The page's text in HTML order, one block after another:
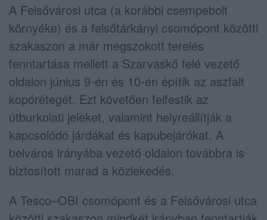
A Felsővárosi utca (a korábbi csempebolt
környéke) és a felsőtárkányi csomópont közötti
szakaszon a már megszokott terelés
fenntartása mellett a Szarvaskő felé vezető
oldalon június 9-én és 10-én építik az aszfalt
kopórétegét. Ezt követően felfestik az
útburkolati jeleket, valamint helyreállítják a
kapcsolódó járdákat és kapubejárókat. A
belváros irányába vezető oldalon továbbra is
biztosított marad a közlekedés.
A Tesco–OBI csomópont és a Felsővárosi utca